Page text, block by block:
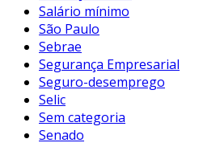
Salário mínimo
São Paulo
Sebrae
Segurança Empresarial
Seguro-desemprego
Selic
Sem categoria
Senado